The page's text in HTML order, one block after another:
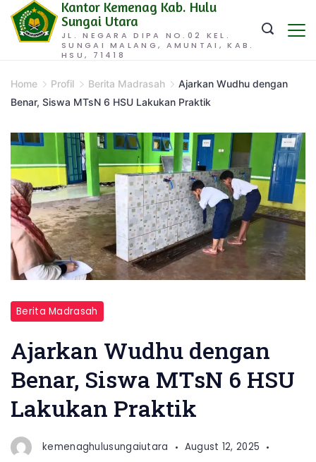
Skip
JL. NEGARA DIPA NO.02 KEL.
SUNGAI MALANG, AMUNTAI, KAB.
HSU, 71418
Kantor Kemenag Kab. Hulu
Sungai Utara
Home Profil Berita Madrasah
Ajarkan Wudhu dengan
Benar, Siswa MTsN 6 HSU Lakukan Praktik
Berita Madrasah
Ajarkan Wudhu dengan
Benar, Siswa MTsN 6 HSU
Lakukan Praktik
kemenaghulusungaiutara
August 12, 2025